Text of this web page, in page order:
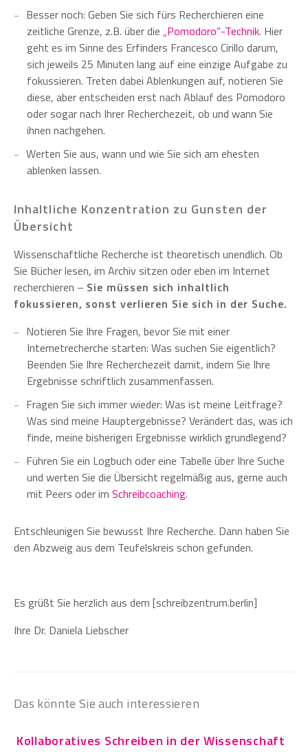
Besser noch: Geben Sie sich fürs Recherchieren eine
zeitliche Grenze, z.B. über die „Pomodoro“-Technik. Hier
geht es im Sinne des Erfinders Francesco Cirillo darum,
sich jeweils 25 Minuten lang auf eine einzige Aufgabe zu
fokussieren. Treten dabei Ablenkungen auf, notieren Sie
diese, aber entscheiden erst nach Ablauf des Pomodoro
oder sogar nach Ihrer Recherchezeit, ob und wann Sie
ihnen nachgehen.
Werten Sie aus, wann und wie Sie sich am ehesten
ablenken lassen.
Inhaltliche Konzentration zu Gunsten der
Übersicht
Wissenschaftliche Recherche ist theoretisch unendlich. Ob
Sie Bücher lesen, im Archiv sitzen oder eben im Internet
recherchieren – Sie müssen sich inhaltlich
fokussieren, sonst verlieren Sie sich in der Suche.
Notieren Sie Ihre Fragen, bevor Sie mit einer
Internetrecherche starten: Was suchen Sie eigentlich?
Beenden Sie Ihre Recherchezeit damit, indem Sie Ihre
Ergebnisse schriftlich zusammenfassen.
Fragen Sie sich immer wieder: Was ist meine Leitfrage?
Was sind meine Hauptergebnisse? Verändert das, was ich
finde, meine bisherigen Ergebnisse wirklich grundlegend?
Führen Sie ein Logbuch oder eine Tabelle über Ihre Suche
und werten Sie die Übersicht regelmäßig aus, gerne auch
mit Peers oder imSchreibcoaching.
Entschleunigen Sie bewusst Ihre Recherche. Dann haben Sie
den Abzweig aus dem Teufelskreis schon gefunden.
Es grüßt Sie herzlich aus dem [schreibzentrum.berlin]
Ihre Dr. Daniela Liebscher
Das könnte Sie auch interessieren
Kollaboratives Schreiben in der Wissenschaft